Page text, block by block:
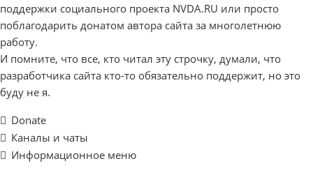
поддержки социального проекта NVDA.RU или просто
поблагодарить донатом автора сайта за многолетнюю
работу.
И помните, что все, кто читал эту строчку, думали, что
разработчика сайта кто-то обязательно поддержит, но это
буду не я.
Donate
Каналы и чаты
Информационное меню